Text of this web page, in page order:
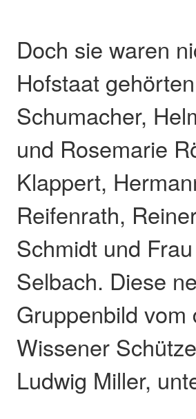
Doch sie waren
Hofstaat
Schumacher,
und Rosemarie
Klappert,
Reifenrath,
Schmidt und
Selbach. Diese
Gruppenbild
Wissener
Ludwig Miller,